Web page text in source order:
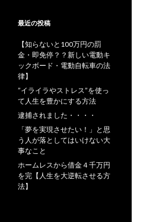
最近の投稿
【知らないと100万円の罰
金・即免停？？新しい電動キ
ックボード・電動自転車の法
律】
”イライラやストレス”を使っ
て人生を豊かにする方法
逮捕されました・・・・
「夢を実現させたい！」と思
う人が落としてはいけない大
事なこと
ホームレスから借金４千万円
を完【人生を大逆転させる方
法】